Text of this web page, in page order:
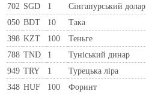
702 SGD 1 Сінгапурський долар
050 BDT 10 Така
398 KZT 100 Теньге
788 TND 1 Туніський динар
949 TRY 1 Турецька ліра
348 HUF 100 Форинт